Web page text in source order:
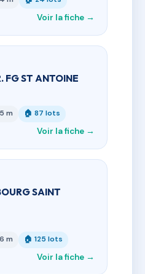
Voir la fiche →
ST ANTOINE
m 🏠 87 lots
Voir la fiche →
SAINT
m 🏠 125 lots
Voir la fiche →